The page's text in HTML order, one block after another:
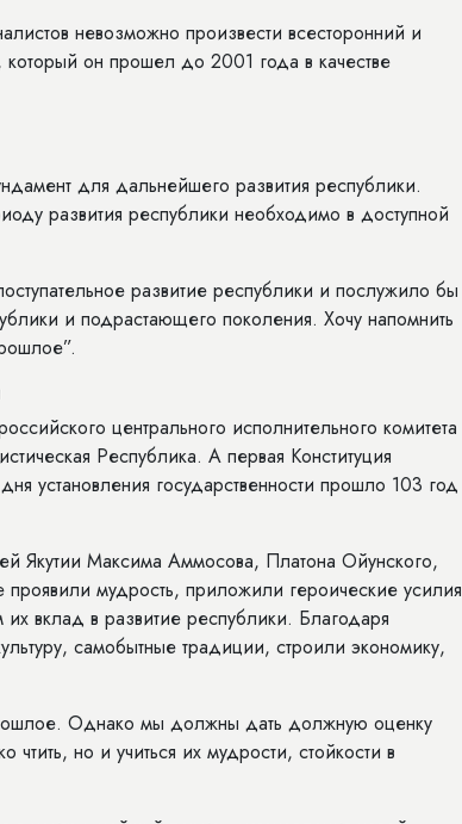
невозможно произвести всесторонний и
он прошел до 2001 года в качестве
для дальнейшего развития республики.
развития республики необходимо в доступной
развитие республики и послужило бы
и подрастающего поколения. Хочу напомнить
центрального исполнительного комитета
Республика. А первая Конституция
установления государственности прошло 103 год
Якутии Максима Аммосова, Платона Ойунского,
мудрость, приложили героические усилия
вклад в развитие республики. Благодаря
самобытные традиции, строили экономику,
Однако мы должны дать должную оценку
но и учиться их мудрости, стойкости в